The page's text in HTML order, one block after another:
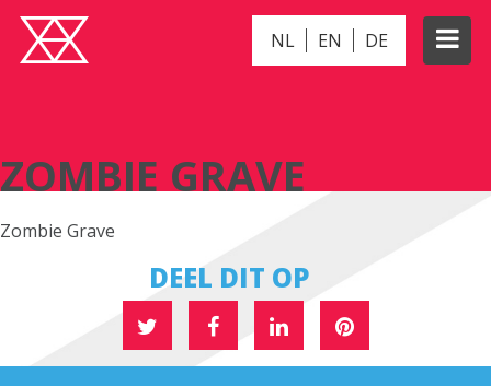
NL EN DE
ZOMBIE GRAVE
Zombie Grave
DEEL DIT OP